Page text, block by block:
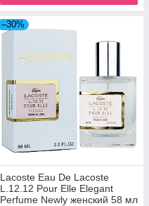
–30%
Lacoste Eau De Lacoste
L.12.12 Pour Elle Elegant
Perfume Newly женский 58 мл